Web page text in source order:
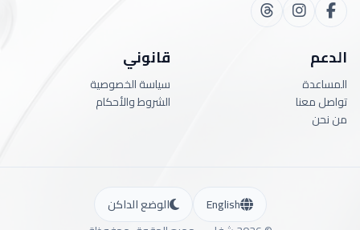
الدعم
المساعدة
تواصل معنا
من نحن
قانوني
سياسة الخصوصية
الشروط والأحكام
English الوضع الداكن